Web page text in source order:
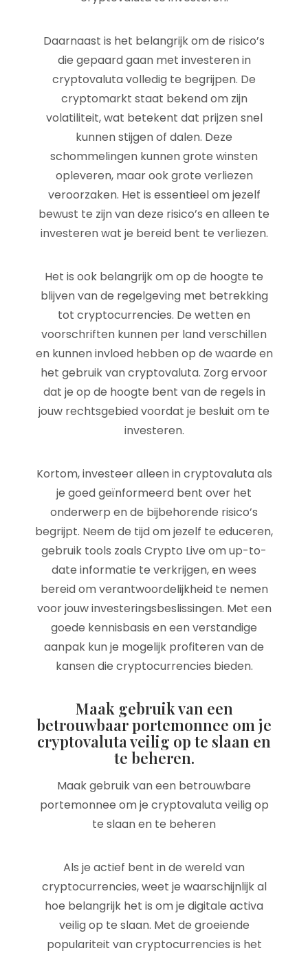
Daarnaast is het belangrijk om de risico’s
die gepaard gaan met investeren in
cryptovaluta volledig te begrijpen. De
cryptomarkt staat bekend om zijn
volatiliteit, wat betekent dat prijzen snel
kunnen stijgen of dalen. Deze
schommelingen kunnen grote winsten
opleveren, maar ook grote verliezen
veroorzaken. Het is essentieel om jezelf
bewust te zijn van deze risico’s en alleen te
investeren wat je bereid bent te verliezen.
Het is ook belangrijk om op de hoogte te
blijven van de regelgeving met betrekking
tot cryptocurrencies. De wetten en
voorschriften kunnen per land verschillen
en kunnen invloed hebben op de waarde en
het gebruik van cryptovaluta. Zorg ervoor
dat je op de hoogte bent van de regels in
jouw rechtsgebied voordat je besluit om te
investeren.
Kortom, investeer alleen in cryptovaluta als
je goed geïnformeerd bent over het
onderwerp en de bijbehorende risico’s
begrijpt. Neem de tijd om jezelf te educeren,
gebruik tools zoals Crypto Live om up-to-
date informatie te verkrijgen, en wees
bereid om verantwoordelijkheid te nemen
voor jouw investeringsbeslissingen. Met een
goede kennisbasis en een verstandige
aanpak kun je mogelijk profiteren van de
kansen die cryptocurrencies bieden.
Maak gebruik van een
betrouwbaar portemonnee om je
cryptovaluta veilig op te slaan en
te beheren.
Maak gebruik van een betrouwbare
portemonnee om je cryptovaluta veilig op
te slaan en te beheren
Als je actief bent in de wereld van
cryptocurrencies, weet je waarschijnlijk al
hoe belangrijk het is om je digitale activa
veilig op te slaan. Met de groeiende
populariteit van cryptocurrencies is het